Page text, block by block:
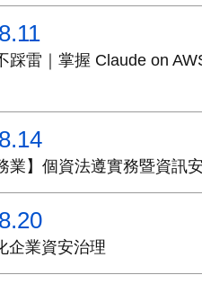
踩雷｜掌握 Claude on
業】個資法遵實務暨資訊
企業資安治理